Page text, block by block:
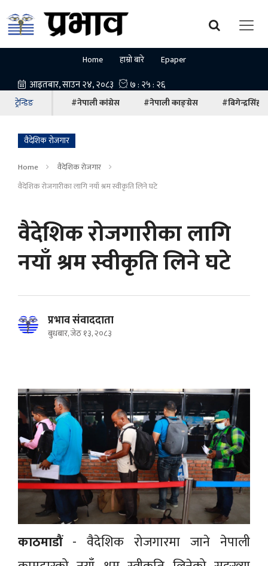
Home हाम्रो बारे Epaper
ट्रेन्डिङ #नेपाली कांग्रेस #नेपाली काङ्ग्रेस #बिगेन्द्रसिंह
वैदेशिक रोजगार
Home
वैदेशिक रोजगार
वैदेशिक रोजगारीका लागि नयाँ श्रम स्वीकृति लिने घटे
वैदेशिक रोजगारीका लागि
नयाँ श्रम स्वीकृति लिने घटे
प्रभाव संवाददाता
बुधबार, जेठ १३, २०८३
काठमाडौं - वैदेशिक रोजगारमा जाने नेपाली